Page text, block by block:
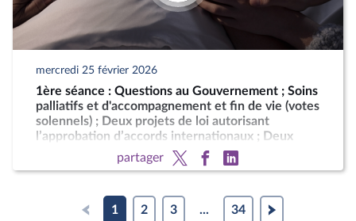
mercredi 25 février 2026
1ère séance : Questions au Gouvernement ; Soins
palliatifs et d'accompagnement et fin de vie (votes
solennels) ; Deux projets de loi autorisant
l’approbation d’accords internationaux ; Deux
motions de censure (art. 49, al. 2, de la
partager
1 2 3 ... 34